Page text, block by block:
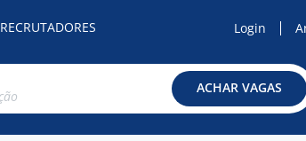
RECRUTADORES Login
ACHAR VAGAS